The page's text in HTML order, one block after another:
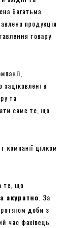
багатьма
продукція
товару
в
та
саме те, що
компанії цілком
те, що
акуратно . За
доби з
час фахівець